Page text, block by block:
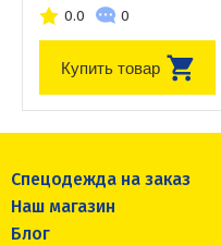
0.0 0
Купить товар
Спецодежда на заказ
Наш магазин
Блог